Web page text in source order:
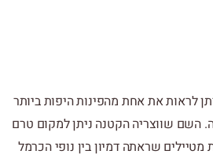
לראות את אחת מהפינות היפות ביותר
השם שווצריה הקטנה ניתן למקום טרם
שראתה דמיון בין נופי הכרמל